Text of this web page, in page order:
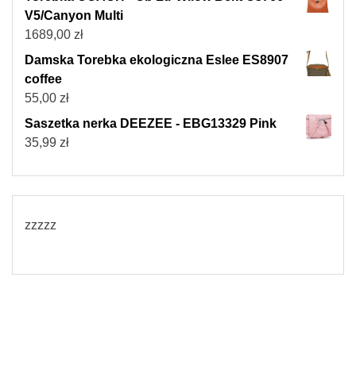
V5/Canyon Multi
1689,00 zł
Damska Torebka ekologiczna Eslee ES8907
coffee
55,00 zł
Saszetka nerka DEEZEE - EBG13329 Pink
35,99 zł
zzzzz